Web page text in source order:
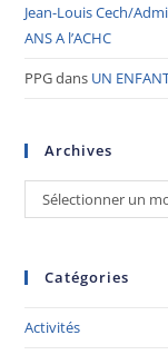
Jean-Louis Cech/
ANS A l’ACHC
PPGdans UN
Archives
Sélectionner un
Catégories
Activités